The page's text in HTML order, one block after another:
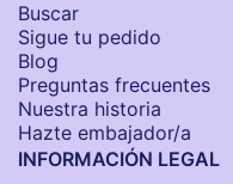
Buscar
Sigue tu pedido
Blog
Preguntas frecuentes
Nuestra historia
Hazte embajador/a
INFORMACIÓN LEGAL